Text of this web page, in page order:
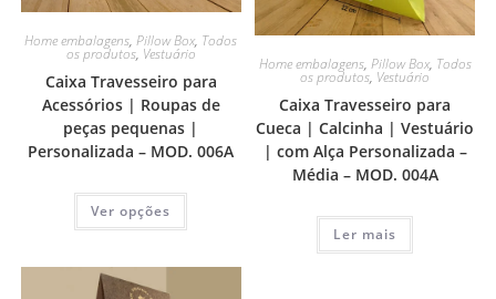
Home embalagens,Pillow Box, Todos
os produtos, Vestuário
Caixa Travesseiro para
Acessórios | Roupas de
peças pequenas |
Personalizada – MOD. 006A
Ver opções
Home embalagens, Pillow Box, Todos
os produtos, Vestuário
Caixa Travesseiro para
Cueca | Calcinha | Vestuário
| com Alça Personalizada –
Média – MOD. 004A
Ler mais